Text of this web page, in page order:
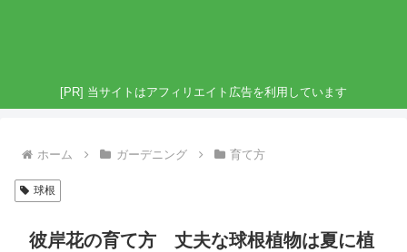
[PR] 当サイトはアフィリエイト広告を利用しています
ホーム ガーデニング 育て方
球根
彼岸花の育て方 丈夫な球根植物は夏に植